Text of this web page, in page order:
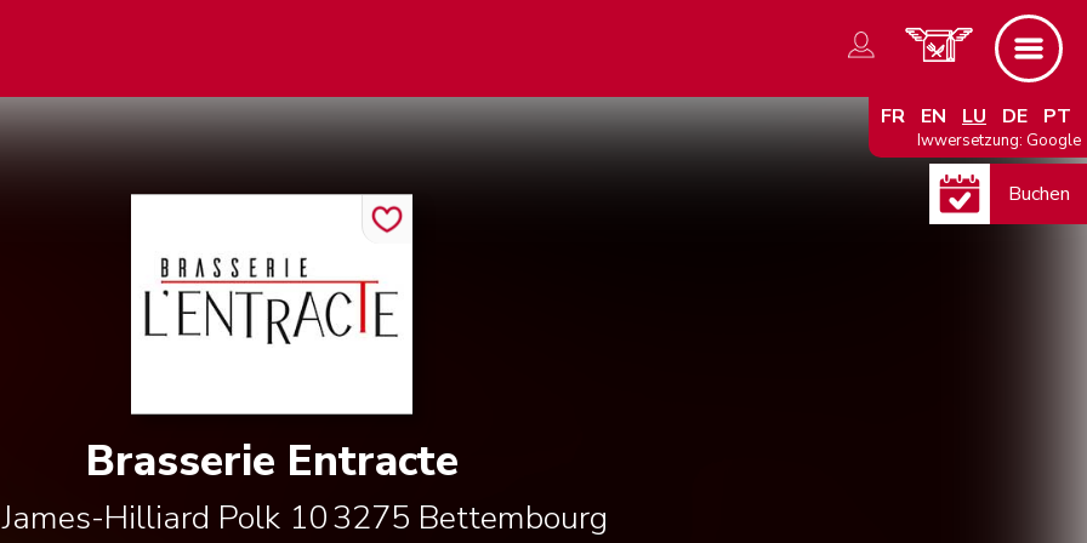
FR EN LU DE PT
Iwwersetzung: Google
Brasserie Entracte
Hilliard Polk 103275 Bettembourg